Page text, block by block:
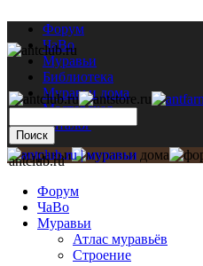
Форум
ЧаВо
Муравьи
Библиотека
Муравьи дома
Мастерская
Каталог
antclub.ru
Форум
ЧаВо
Муравьи
Атлас муравьёв
Строение